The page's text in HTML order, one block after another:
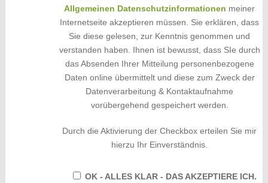
Allgemeinen Datenschutzinformationen meiner
Internetseite akzeptieren müssen. Sie erklären, dass
Sie diese gelesen, zur Kenntnis genommen und
verstanden haben. Ihnen ist bewusst, dass SIe durch
das Absenden Ihrer Mitteilung personenbezogene
Daten online übermittelt und diese zum Zweck der
Datenverarbeitung & Kontaktaufnahme
vorübergehend gespeichert werden.
Durch die Aktivierung der Checkbox erteilen Sie mir
hierzu Ihr Einverständnis.
OK - ALLES KLAR - DAS AKZEPTIERE ICH.